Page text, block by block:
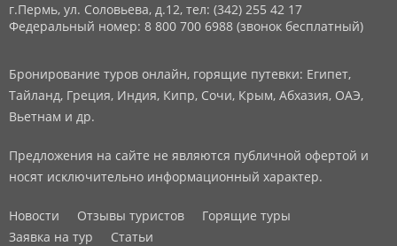
г.Пермь, ул. Соловьева, д.12, тел: (342) 255 42 17
Федеральный номер: 8 800 700 6988 (звонок бесплатный)
Бронирование туров онлайн, горящие путевки: Египет,
Тайланд, Греция, Индия, Кипр, Сочи, Крым, Абхазия, ОАЭ,
Вьетнам и др.
Предложения на сайте не являются публичной офертой и
носят исключительно информационный характер.
Новости Отзывы туристов
Горящие туры
Заявка на тур
Статьи